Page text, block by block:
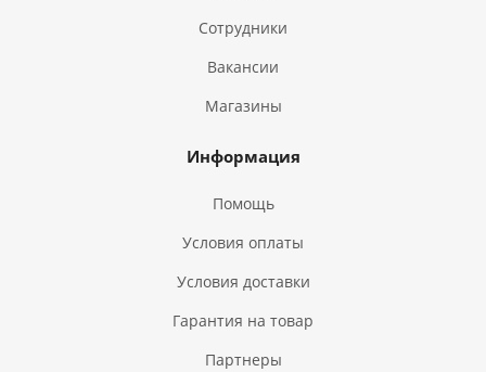
Сотрудники
Вакансии
Магазины
Информация
Помощь
Условия оплаты
Условия доставки
Гарантия на товар
Партнеры